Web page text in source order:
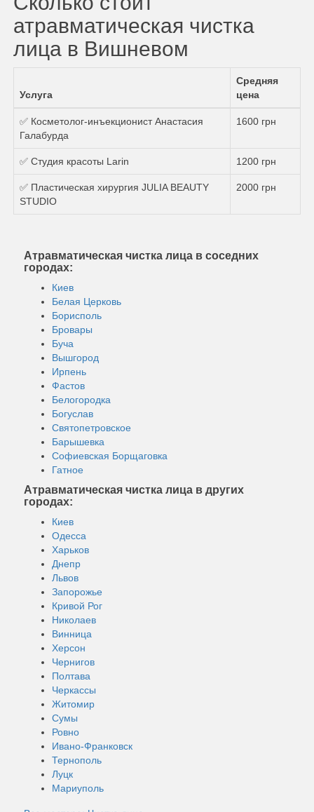
атравматическая чистка
лица в Вишневом
Услуга
Средняя
цена
✅ Косметолог-инъекционист Анастасия
Галабурда
1600 грн
✅ Студия красоты Larin 1200 грн
✅ Пластическая хирургия JULIA BEAUTY
STUDIO
2000 грн
Атравматическая чистка лица в соседних
городах:
Киев
Белая Церковь
Борисполь
Бровары
Буча
Вышгород
Ирпень
Фастов
Белогородка
Богуслав
Святопетровское
Барышевка
Софиевская Борщаговка
Гатное
Атравматическая чистка лица в других
городах:
Киев
Одесса
Харьков
Днепр
Львов
Запорожье
Кривой Рог
Николаев
Винница
Херсон
Чернигов
Полтава
Черкассы
Житомир
Сумы
Ровно
Ивано-Франковск
Тернополь
Луцк
Мариуполь